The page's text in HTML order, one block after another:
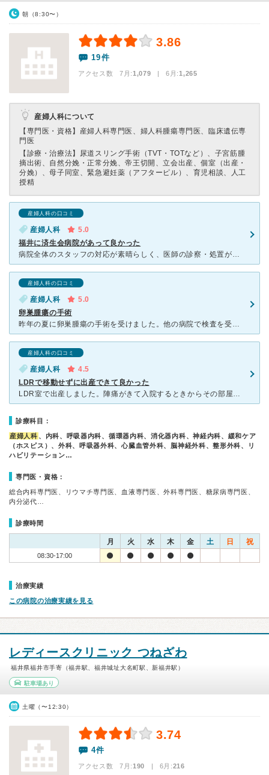
朝（8:30〜）
3.86
19件
アクセス数 7月:1,079 | 6月:1,265
産婦人科について
【専門医・資格】 産婦人科専門医、婦人科腫瘍専門医、臨床遺伝専
門医
【診療・治療法】 尿道スリング手術（TVT・TOTなど）、子宮筋腫
摘出術、自然分娩・正常分娩、帝王切開、立会出産、個室（出産・
分娩）、母子同室、緊急避妊薬（アフターピル）、育児相談、人工
授精
産婦人科の口コミ
産婦人科
5.0
福井に済生会病院があって良かった
病院全体のスタッフの対応が素晴らしく、医師の診察・処置が的確である。 駐車場も広く、スタバが入っているのがいい感じ。 検査も結果が出るのが早く、新しい機材と優秀な技師のお陰で苦痛だったことがな
産婦人科の口コミ
産婦人科
5.0
卵巣腫瘍の手術
昨年の夏に卵巣腫瘍の手術を受けました。他の病院で検査を受け、腫瘍が見つかり、紹介してもらって、こちらの病院へ来ました。 医師の先生は診察、説明とも非常に丁寧で、こちらの心配事、質問のひとつひとつに丁
産婦人科の口コミ
産婦人科
4.5
LDRで移動せずに出産できて良かった
LDR室で出産しました。陣痛がきて入院するときからその部屋でいれました。分娩前は移動せずにできたので、楽だったと思います。分娩の準備も早く、いきみたい時にはすでに分娩の準備が出来ていてスムーズに出産が
診療科目：
産婦人科 、内科、呼吸器内科、循環器内科、消化器内科、神経内科、緩和ケア
（ホスピス）、外科、呼吸器外科、心臓血管外科、脳神経外科、整形外科、リ
ハビリテーション…
専門医・資格：
総合内科専門医、リウマチ専門医、血液専門医、外科専門医、糖尿病専門医、
内分泌代…
診療時間
月 火 水 木 金 土 日 祝
08:30-17:00
治療実績
この病院の治療実績を見る
レディースクリニック つねざわ
福井県福井市手寄（福井駅、福井城址大名町駅、新福井駅）
駐車場あり
土曜（〜12:30）
3.74
4件
アクセス数 7月:190 | 6月:216